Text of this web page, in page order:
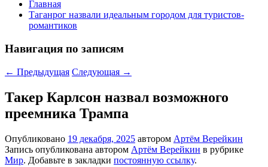
Главная
Таганрог назвали идеальным городом для туристов-
романтиков
Навигация по записям
← Предыдущая Следующая →
Такер Карлсон назвал возможного
преемника Трампа
Опубликовано 19 декабря, 2025 автором Артём Верейкин
Запись опубликована автором Артём Верейкин в рубрике
Мир. Добавьте в закладки постоянную ссылку.